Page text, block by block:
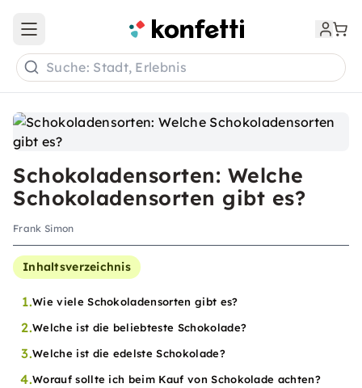
Schokoladensorten: Welche
Schokoladensorten gibt es?
Frank Simon
Inhaltsverzeichnis
1.Wie viele Schokoladensorten gibt es?
2.Welche ist die beliebteste Schokolade?
3.Welche ist die edelste Schokolade?
4.Worauf sollte ich beim Kauf von Schokolade achten?
Open main menu
Suche: Stadt, Erlebnis